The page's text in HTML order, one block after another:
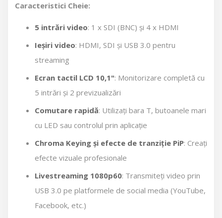
Caracteristici Cheie:
5 intrări video: 1 x SDI (BNC) și 4 x HDMI
Ieșiri video: HDMI, SDI și USB 3.0 pentru
streaming
Ecran tactil LCD 10,1": Monitorizare completă cu
5 intrări și 2 previzualizări
Comutare rapidă: Utilizați bara T, butoanele mari
cu LED sau controlul prin aplicație
Chroma Keying și efecte de tranziție PiP: Creați
efecte vizuale profesionale
Livestreaming 1080p60: Transmiteți video prin
USB 3.0 pe platformele de social media (YouTube,
Facebook, etc.)